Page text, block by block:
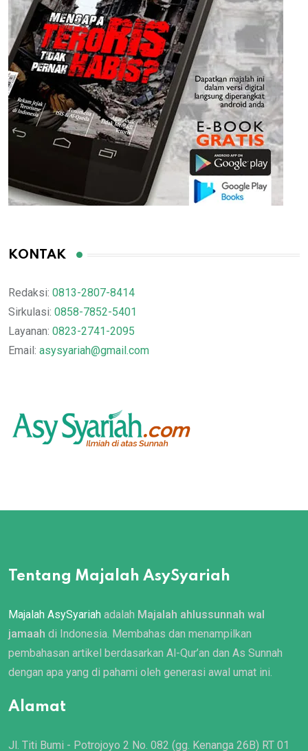
KONTAK
Redaksi: 0813-2807-8414
Sirkulasi: 0858-7852-5401
Layanan: 0823-2741-2095
Email: asysyariah@gmail.com
Tentang Majalah AsySyariah
Majalah AsySyariah adalah Majalah ahlussunnah wal
jamaah di Indonesia. Membahas dan menampilkan
pembahasan artikel berdasarkan Al-Qur’an dan As Sunnah
dengan apa yang di pahami oleh generasi awal umat ini.
Alamat
Jl. Titi Bumi - Potrojoyo 2 No. 082 (gg. Kenanga 26B) RT 01